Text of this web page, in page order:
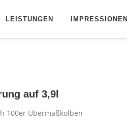
LEISTUNGEN IMPRESSIONEN
auf 3,9l
100er Übermaßkolben